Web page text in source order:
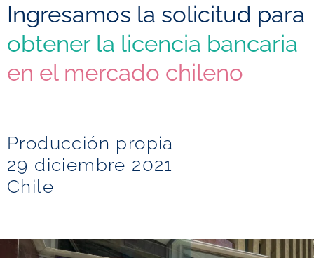
Ingresamos la solicitud para
obtener la licencia bancaria
en el mercado chileno
Producción propia
29 diciembre 2021
Chile